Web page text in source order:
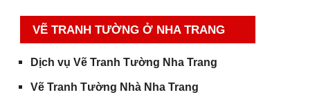
VẼ TRANH TƯỜNG Ở NHA TRANG
Dịch vụ Vẽ Tranh Tường Nha Trang
Vẽ Tranh Tường Nhà Nha Trang